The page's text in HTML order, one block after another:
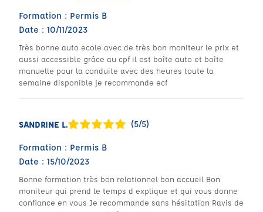
Formation : Permis B
Date : 10/11/2023
Très bonne auto ecole avec de très bon moniteur le prix et
aussi accessible grâce au cpf il est boîte auto et boîte
manuelle pour la conduite avec des heures toute la
semaine disponible je recommande ecf
SANDRINE L. (5/5)
Formation : Permis B
Date : 15/10/2023
Bonne formation très bon relationnel bon accueil Bon
moniteur qui prend le temps d explique et qui vous donne
confiance en vous Je recommande sans hésitation Ravis de